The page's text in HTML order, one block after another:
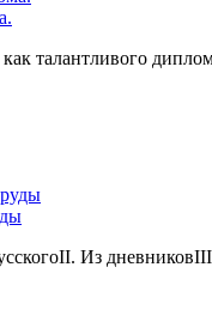
талантливого
Из